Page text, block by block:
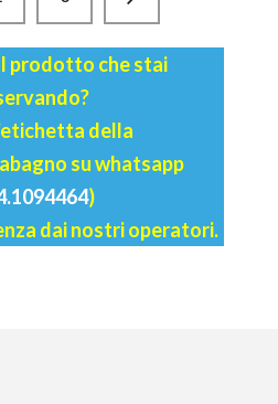
prodotto che stai
della
su whatsapp
)
dai nostri operatori.